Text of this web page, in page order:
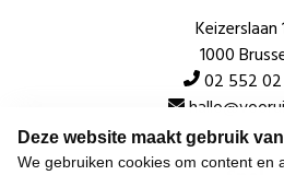
Deze website maakt gebruik
We gebruiken cookies om content en
Keizerslaan
1000
02 552